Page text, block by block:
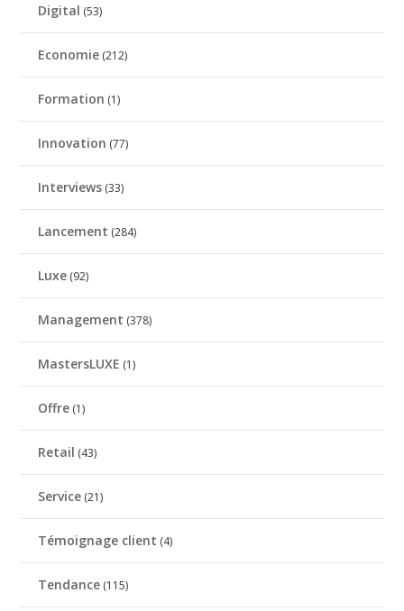
Digital (53)
Economie (212)
Formation (1)
Innovation (77)
Interviews (33)
Lancement (284)
Luxe (92)
Management (378)
MastersLUXE (1)
Offre (1)
Retail (43)
Service (21)
Témoignage client (4)
Tendance (115)